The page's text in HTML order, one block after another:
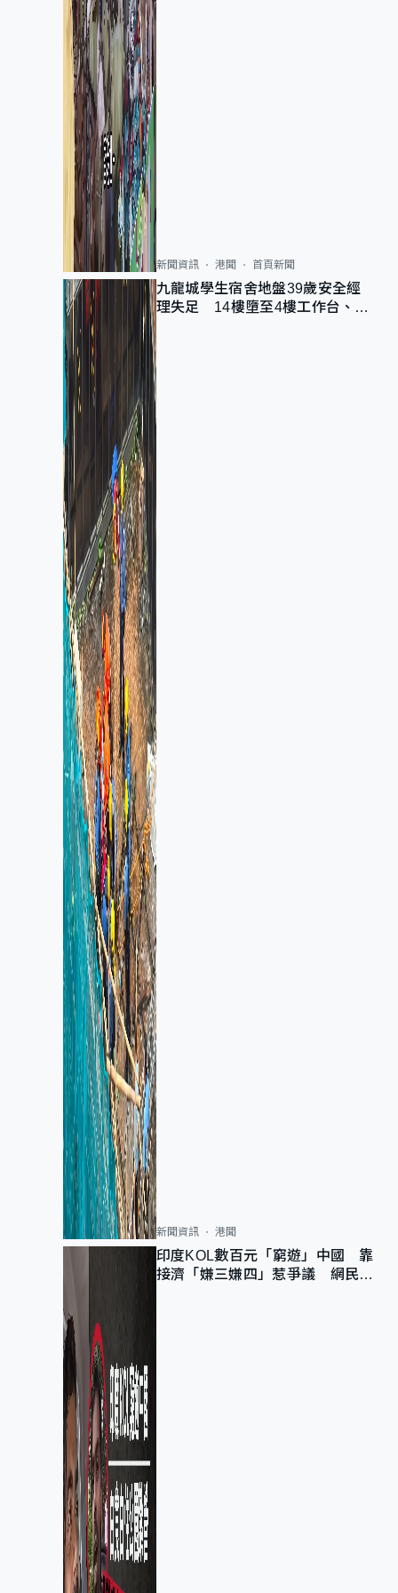
新聞資訊 港聞 首頁新聞
九龍城學生宿舍地盤39歲安全經
理失足 14樓墮至4樓工作台、送
新聞資訊 港聞
印度KOL數百元「窮遊」中國 靠
接濟「嫌三嫌四」惹爭議 網民：